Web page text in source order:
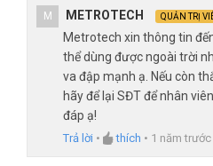
M METROTECH QUẢN TRỊ
Metrotech xin thông tin
thể dùng được ngoài trời
va đập mạnh ạ. Nếu còn
hãy để lại SĐT để nhân
đáp ạ!
Trả lời • thích • 1 năm trước